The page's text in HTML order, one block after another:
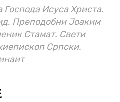
Исуса Христа.
Преподобни Јоаким
Стамат. Свети
Српски.